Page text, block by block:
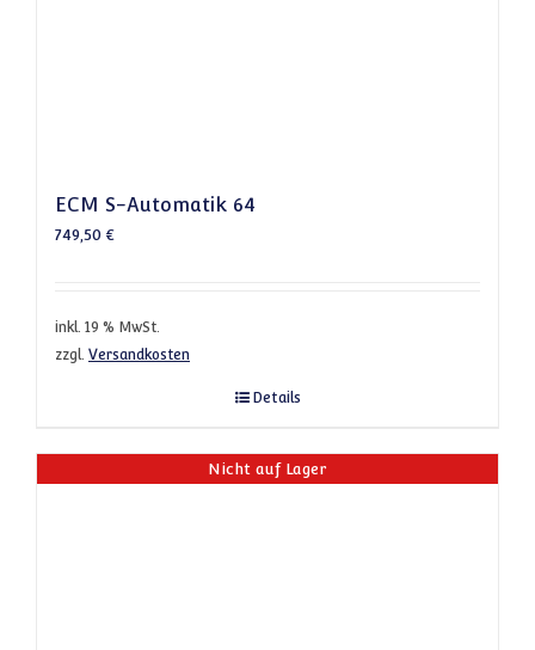
ECM S-Automatik 64
749,50 €
inkl. 19 % MwSt.
zzgl. Versandkosten
Details
Nicht auf Lager